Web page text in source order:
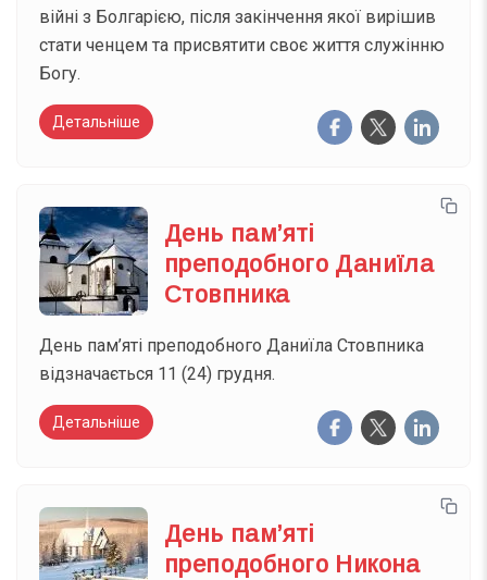
війні з Болгарією, після закінчення якої вирішив
стати ченцем та присвятити своє життя служінню
Богу.
Детальніше
День пам’яті
преподобного Даниїла
Стовпника
День пам’яті преподобного Даниїла Стовпника
відзначається 11 (24) грудня.
Детальніше
День пам’яті
преподобного Никона